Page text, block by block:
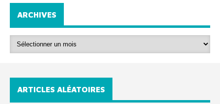
ARCHIVES
ARTICLES ALÉATOIRES